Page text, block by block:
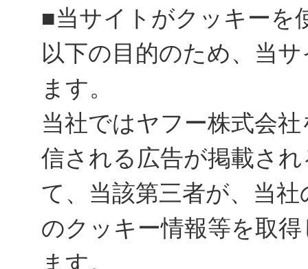
■当サイトがクッキーを
以下の目的のため、当
ます。
当社ではヤフー株式会
信される広告が掲載さ
て、当該第三者が、当
のクッキー情報等を取
ます。